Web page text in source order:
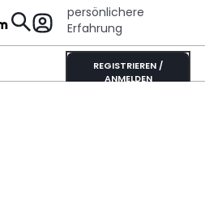
persönlichere
Erfahrung
REGISTRIEREN /
ANMELDEN